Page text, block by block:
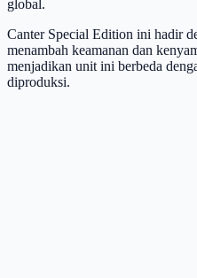
global.
Canter Special Edition ini hadir
menambah keamanan dan
menjadikan unit ini berbeda
diproduksi.